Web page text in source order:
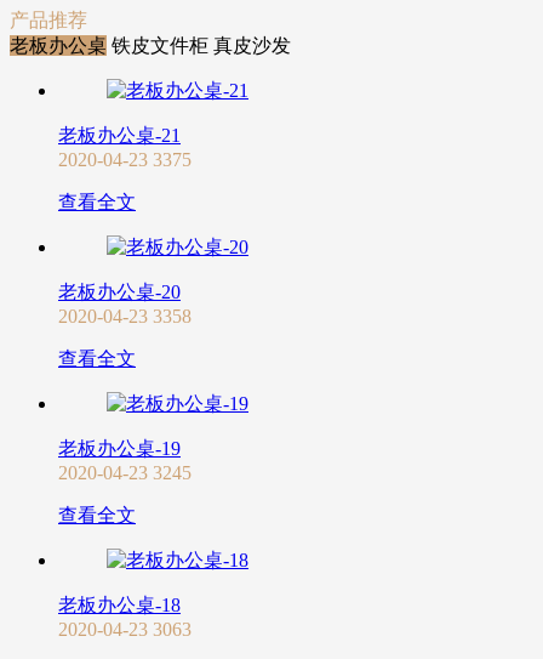
产品推荐
老板办公桌 铁皮文件柜 真皮沙发
老板办公桌-21
2020-04-23 3375
查看全文
老板办公桌-20
2020-04-23 3358
查看全文
老板办公桌-19
2020-04-23 3245
查看全文
老板办公桌-18
2020-04-23 3063